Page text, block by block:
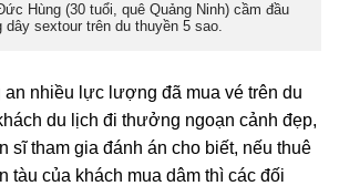
Hùng (30 tuổi, quê Quảng Ninh) cầm đầu
dây sextour trên du thuyền 5 sao.
an nhiều lực lượng đã mua vé trên du
du lịch đi thưởng ngoạn cảnh đẹp,
sĩ tham gia đánh án cho biết, nếu thuê
tàu của khách mua dâm thì các đối